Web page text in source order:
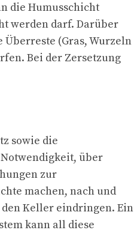
die Humusschicht
werden darf. Darüber
(Gras, Wurzeln
Bei der Zersetzung
sowie die
über
zur
machen, nach und
Keller eindringen. Ein
kann all diese